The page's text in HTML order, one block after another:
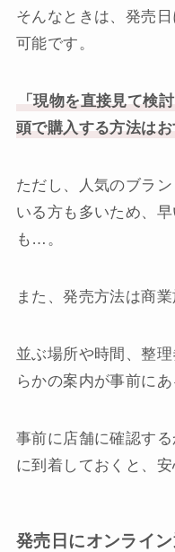
そんなときは、発売
可能です。
「現物を直接見て検
頭で購入する方法は
ただし、人気のブラ
いる方も多いため、
も…。
また、発売方法は商
並ぶ場所や時間、整
らかの案内が事前に
事前に店舗に確認す
に到着しておくと、
発売日にオンライ